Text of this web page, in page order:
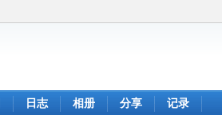
日志 相册 分享 记录